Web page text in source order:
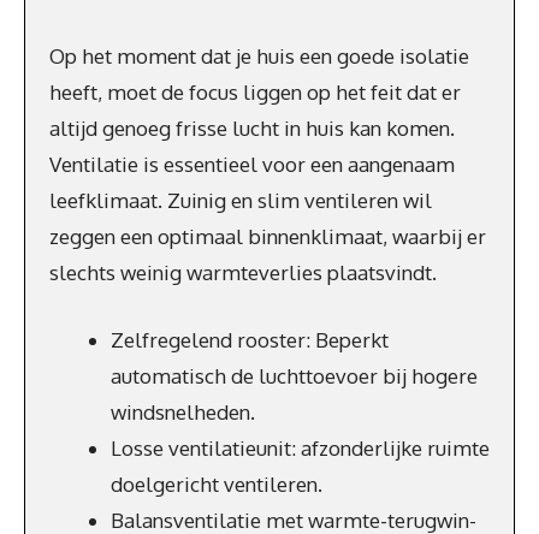
Op het moment dat je huis een goede isolatie
heeft, moet de focus liggen op het feit dat er
altijd genoeg frisse lucht in huis kan komen.
Ventilatie is essentieel voor een aangenaam
leefklimaat. Zuinig en slim ventileren wil
zeggen een optimaal binnenklimaat, waarbij er
slechts weinig warmteverlies plaatsvindt.
Zelfregelend rooster: Beperkt
automatisch de luchttoevoer bij hogere
windsnelheden.
Losse ventilatieunit: afzonderlijke ruimte
doelgericht ventileren.
Balansventilatie met warmte-terugwin-